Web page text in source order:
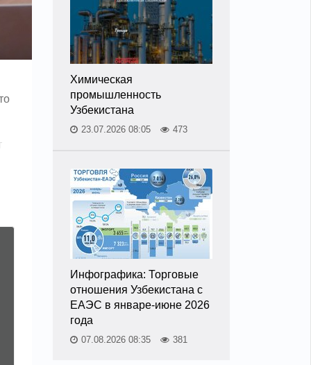
Химическая
промышленность
Узбекистана
23.07.2026 08:05 473
Инфографика: Торговые
отношения Узбекистана с
ЕАЭС в январе-июне 2026
года
07.08.2026 08:35 381